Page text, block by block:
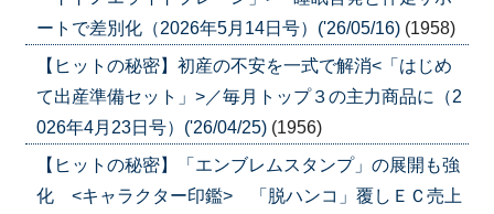
ートで差別化（2026年5月14日号）('26/05/16) (1958)
【ヒットの秘密】初産の不安を一式で解消<「はじめ
て出産準備セット」>／毎月トップ３の主力商品に（2
026年4月23日号）('26/04/25) (1956)
【ヒットの秘密】「エンブレムスタンプ」の展開も強
化 <キャラクター印鑑> 「脱ハンコ」覆しＥＣ売上